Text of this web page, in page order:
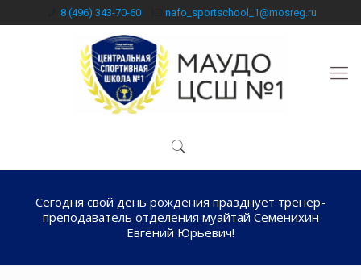
8 (496) 343-70-60 nafo_sportschool_1@mosreg.ru
Сегодня свой день рождения празднует тренер-
преподаватель отделения муайтай Семенихин
Евгений Юрьевич!